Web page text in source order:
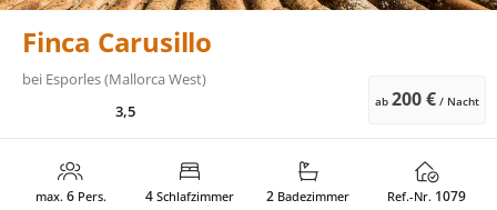
Finca Carusillo
bei Esporles (Mallorca West)
3,5
ab 200 € / Nacht
max. 6Pers. 4Schlafzimmer 2 Badezimmer Ref.-Nr. 1079